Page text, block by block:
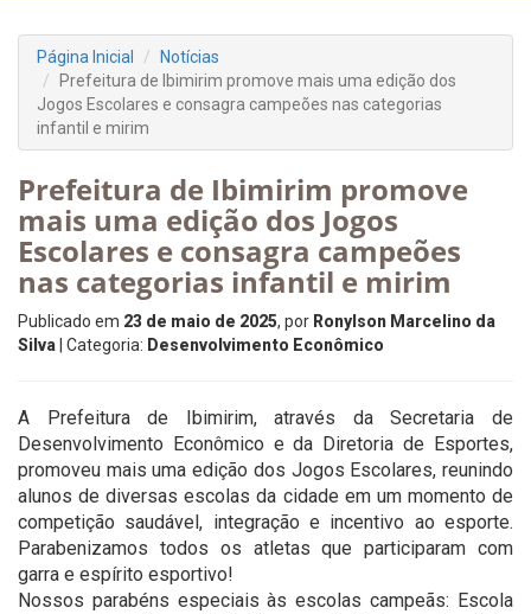
Página Inicial
Notícias
Prefeitura de Ibimirim promove mais uma edição dos
Jogos Escolares e consagra campeões nas categorias
infantil e mirim
Prefeitura de Ibimirim promove
mais uma edição dos Jogos
Escolares e consagra campeões
nas categorias infantil e mirim
Publicado em 23 de maio de 2025, por Ronylson Marcelino da
Silva | Categoria: Desenvolvimento Econômico
A Prefeitura de Ibimirim, através da Secretaria de
Desenvolvimento Econômico e da Diretoria de Esportes,
promoveu mais uma edição dos Jogos Escolares, reunindo
alunos de diversas escolas da cidade em um momento de
competição saudável, integração e incentivo ao esporte.
Parabenizamos todos os atletas que participaram com
garra e espírito esportivo!
Nossos parabéns especiais às escolas campeãs: Escola